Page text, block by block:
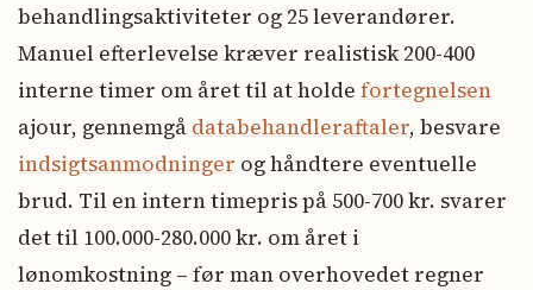
behandlingsaktiviteter og 25 leverandører.
Manuel efterlevelse kræver realistisk 200-400
interne timer om året til at holde fortegnelsen
ajour, gennemgå databehandleraftaler, besvare
indsigtsanmodninger og håndtere eventuelle
brud. Til en intern timepris på 500-700 kr. svarer
det til 100.000-280.000 kr. om året i
lønomkostning – før man overhovedet regner